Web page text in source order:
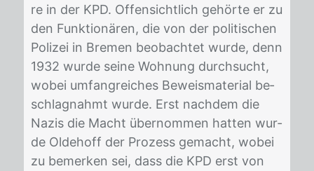
re in der KPD. Of­fen­sicht­lich ge­hör­te er zu
den Funk­tio­nä­ren, die von der po­li­ti­schen
Po­li­zei in Bre­men be­ob­ach­tet wur­de, denn
1932 wur­de sei­ne Woh­nung durch­sucht,
wo­bei um­fang­rei­ches Be­weis­ma­te­ri­al be­
schlag­nahmt wur­de. Erst nach­dem die
Na­zis die Macht über­nom­men hat­ten wur­
de Ol­de­hoff der Pro­zess ge­macht, wo­bei
zu be­mer­ken sei, dass die KPD erst von